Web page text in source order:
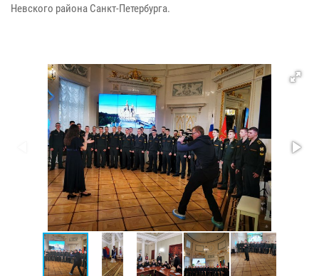
Невского района Санкт-Петербурга.